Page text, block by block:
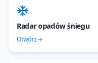
Radar opadów śniegu
Otwórz